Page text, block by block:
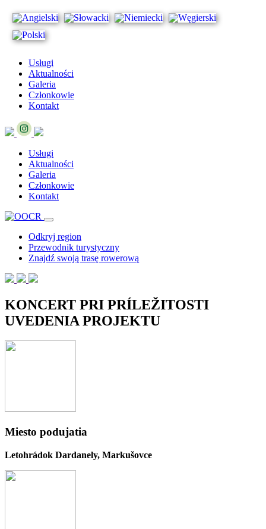
Usługi
Aktualności
Galeria
Członkowie
Kontakt
Usługi
Aktualności
Galeria
Członkowie
Kontakt
Odkryj region
Przewodnik turystyczny
Znajdź swoją trasę rowerową
KONCERT PRI PRÍLEŽITOSTI
UVEDENIA PROJEKTU
Miesto podujatia
Letohrádok Dardanely, Markušovce